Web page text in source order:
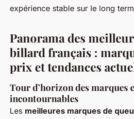
expérience stable sur le long
Panorama des
billard français :
prix et tendances
Tour d’horizon des marques
incontournables
Les meilleures marques de